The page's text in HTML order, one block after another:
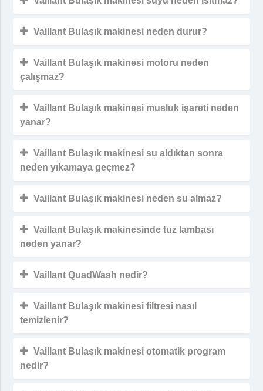
Vaillant Bulaşık makinesi neden durur?
Vaillant Bulaşık makinesi motoru neden
çalışmaz?
Vaillant Bulaşık makinesi musluk işareti neden
yanar?
Vaillant Bulaşık makinesi su aldıktan sonra
neden yıkamaya geçmez?
Vaillant Bulaşık makinesi neden su almaz?
Vaillant Bulaşık makinesinde tuz lambası
neden yanar?
Vaillant QuadWash nedir?
Vaillant Bulaşık makinesi filtresi nasıl
temizlenir?
Vaillant Bulaşık makinesi otomatik program
nedir?